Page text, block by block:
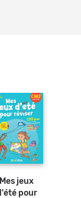
Ajouter
au
Mes jeux
pour